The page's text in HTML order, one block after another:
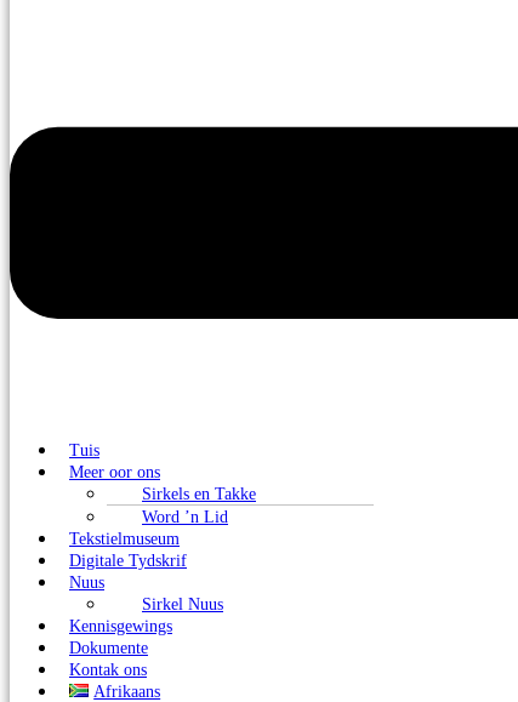
Tuis
Meer oor ons
Sirkels en Takke
Word ’n Lid
Tekstielmuseum
Digitale Tydskrif
Nuus
Sirkel Nuus
Kennisgewings
Dokumente
Kontak ons
Afrikaans